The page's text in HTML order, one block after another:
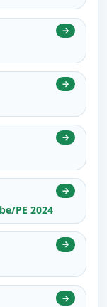
→
→
→
PE 2024
→
→
→